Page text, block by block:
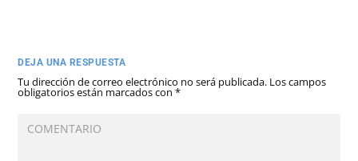
DEJA UNA RESPUESTA
Tu dirección de correo electrónico no será publicada. Los campos
obligatorios están marcados con*